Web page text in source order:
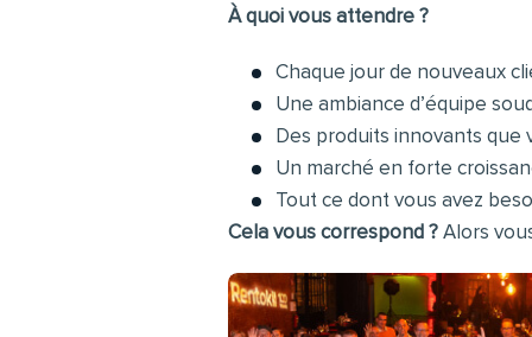
À quoi vous attendre ?
Chaque jour de nouveaux
Une ambiance d’équipe
Des produits innovants
Un marché en forte
Tout ce dont vous avez
Cela vous correspond ? Alors